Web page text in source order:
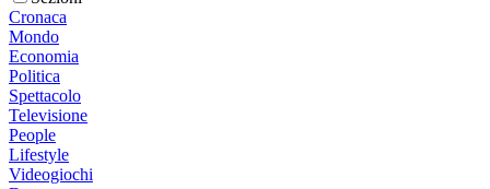
Cronaca
Mondo
Economia
Politica
Spettacolo
Televisione
People
Lifestyle
Videogiochi